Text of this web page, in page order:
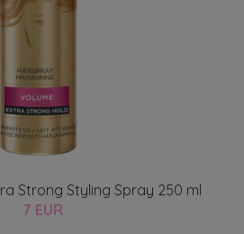
Strong Styling Spray 250 ml
7 EUR